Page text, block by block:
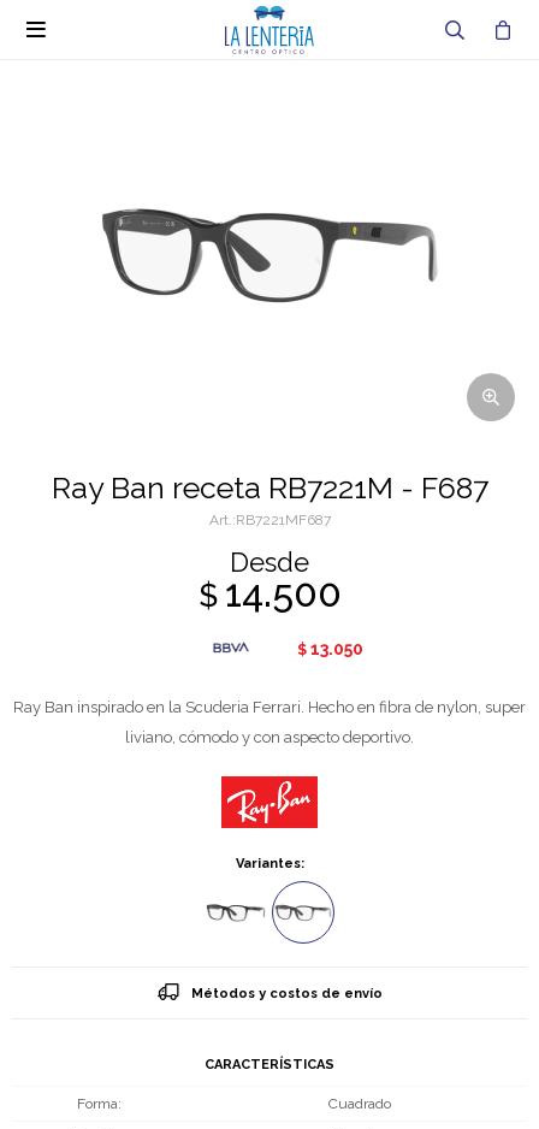

Ray Ban receta RB7221M - F687
RB7221MF687
Desde
$ 14.500
$ 13.050
Ray Ban inspirado en la Scuderia Ferrari. Hecho en fibra de nylon, super
liviano, cómodo y con aspecto deportivo.
Variantes:
Métodos y costos de envío
CARACTERÍSTICAS
Forma Cuadrado